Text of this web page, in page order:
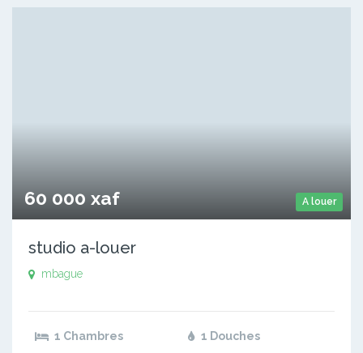
A louer
60 000 xaf
studio a-louer
mbague
1 Chambres 1 Douches